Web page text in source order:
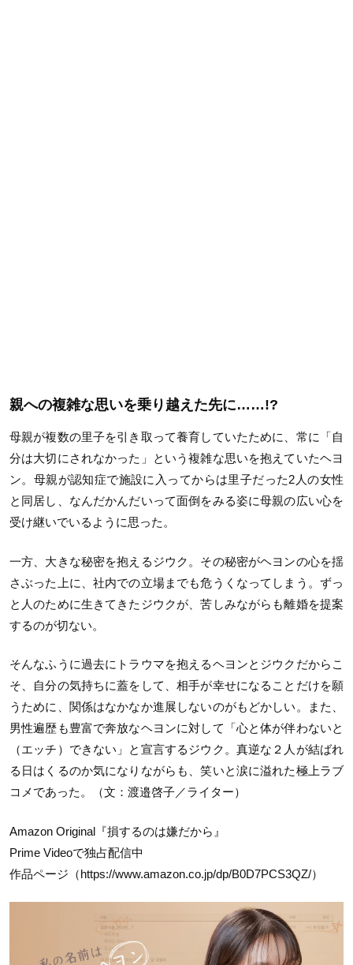
親への複雑な思いを乗り越えた先に……!?
母親が複数の里子を引き取って養育していたために、常に「自
分は大切にされなかった」という複雑な思いを抱えていたヘヨ
ン。母親が認知症で施設に入ってからは里子だった2人の女性
と同居し、なんだかんだいって面倒をみる姿に母親の広い心を
受け継いでいるように思った。
一方、大きな秘密を抱えるジウク。その秘密がヘヨンの心を揺
さぶった上に、社内での立場までも危うくなってしまう。ずっ
と人のために生きてきたジウクが、苦しみながらも離婚を提案
するのが切ない。
そんなふうに過去にトラウマを抱えるヘヨンとジウクだからこ
そ、自分の気持ちに蓋をして、相手が幸せになることだけを願
うために、関係はなかなか進展しないのがもどかしい。また、
男性遍歴も豊富で奔放なヘヨンに対して「心と体が伴わないと
（エッチ）できない」と宣言するジウク。真逆な２人が結ばれ
る日はくるのか気になりながらも、笑いと涙に溢れた極上ラブ
コメであった。（文：渡邉啓子／ライター）
Amazon Original『損するのは嫌だから』
Prime Videoで独占配信中
作品ページ（https://www.amazon.co.jp/dp/B0D7PCS3QZ/）